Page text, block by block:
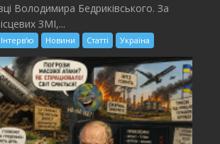
Володимира Бедриківського. За
ЗМІ,...
Інтерв'ю Новини Статті Україна